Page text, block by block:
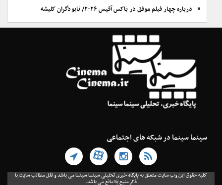
درباره چهار فیلم موفق در باکس آفیس ۲۰۲۶/ نابودگران کلیشه
سینما سینما در شبکه های اجتماعی
کلیه حقوق این وب سایت متعلق به پایگاه خبری تحلیلی سینما سینما می باشد و نقل مطالب سایت با
ذکر منبع بلامانع می باشد.